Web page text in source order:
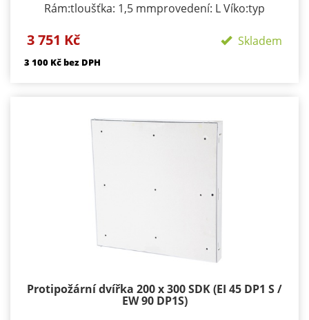
Rám:tloušťka: 1,5 mmprovedení: L Víko:typ
podle rozměru 1-3provedení: výko s SDK výplní
3 751 Kč Skladem
3 100 Kč bez DPH
Protipožární dvířka 200 x 300 SDK (EI 45 DP1 S /
EW 90 DP1S)